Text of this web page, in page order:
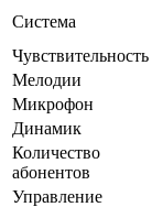
Система
Чувствительность
Мелодии
Микрофон
Динамик
Количество
абонентов
Управление